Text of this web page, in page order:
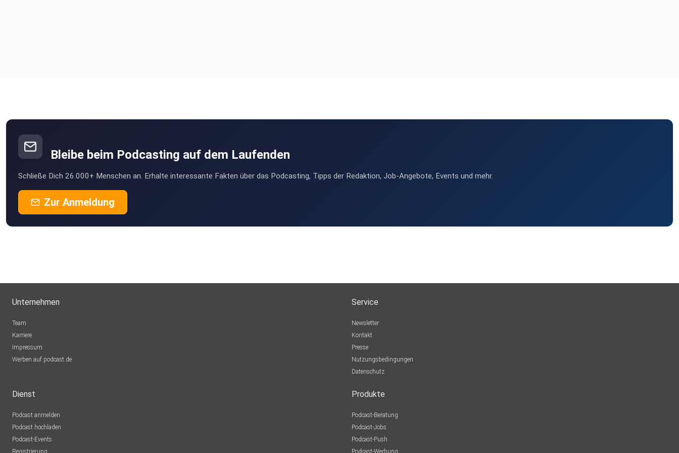
Bleibe beim Podcasting auf dem Laufenden
Schließe Dich 26.000+ Menschen an. Erhalte interessante Fakten über das Podcasting, Tipps der Redaktion, Job-Angebote, Events und mehr.
Zur Anmeldung
Unternehmen
Team
Karriere
Impressum
Werben auf podcast.de
Service
Newsletter
Kontakt
Presse
Nutzungsbedingungen
Datenschutz
Dienst
Podcast anmelden
Podcast hochladen
Podcast-Events
Registrierung
Produkte
Podcast-Beratung
Podcast-Jobs
Podcast-Push
Podcast-Werbung